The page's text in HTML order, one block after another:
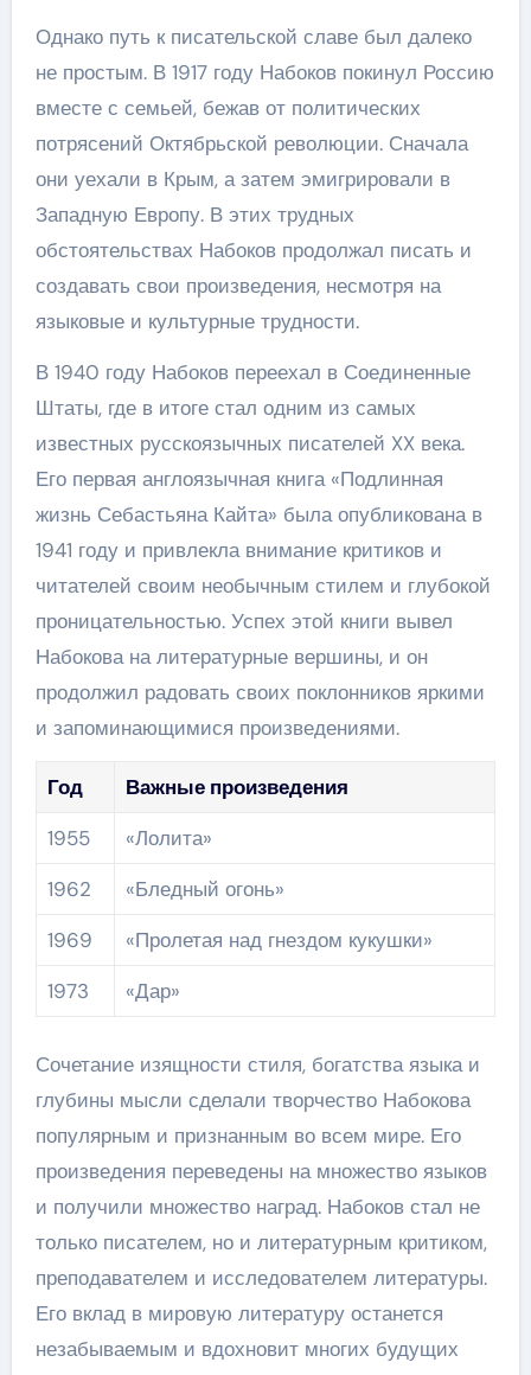
Однако путь к писательской славе был далеко
не простым. В 1917 году Набоков покинул Россию
вместе с семьей, бежав от политических
потрясений Октябрьской революции. Сначала
они уехали в Крым, а затем эмигрировали в
Западную Европу. В этих трудных
обстоятельствах Набоков продолжал писать и
создавать свои произведения, несмотря на
языковые и культурные трудности.
В 1940 году Набоков переехал в Соединенные
Штаты, где в итоге стал одним из самых
известных русскоязычных писателей XX века.
Его первая англоязычная книга «Подлинная
жизнь Себастьяна Кайта» была опубликована в
1941 году и привлекла внимание критиков и
читателей своим необычным стилем и глубокой
проницательностью. Успех этой книги вывел
Набокова на литературные вершины, и он
продолжил радовать своих поклонников яркими
и запоминающимися произведениями.
Год
Важные произведения
1955
«Лолита»
1962
«Бледный огонь»
1969
«Пролетая над гнездом кукушки»
1973
«Дар»
Сочетание изящности стиля, богатства языка и
глубины мысли сделали творчество Набокова
популярным и признанным во всем мире. Его
произведения переведены на множество языков
и получили множество наград. Набоков стал не
только писателем, но и литературным критиком,
преподавателем и исследователем литературы.
Его вклад в мировую литературу останется
незабываемым и вдохновит многих будущих